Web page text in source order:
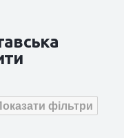
фільтри